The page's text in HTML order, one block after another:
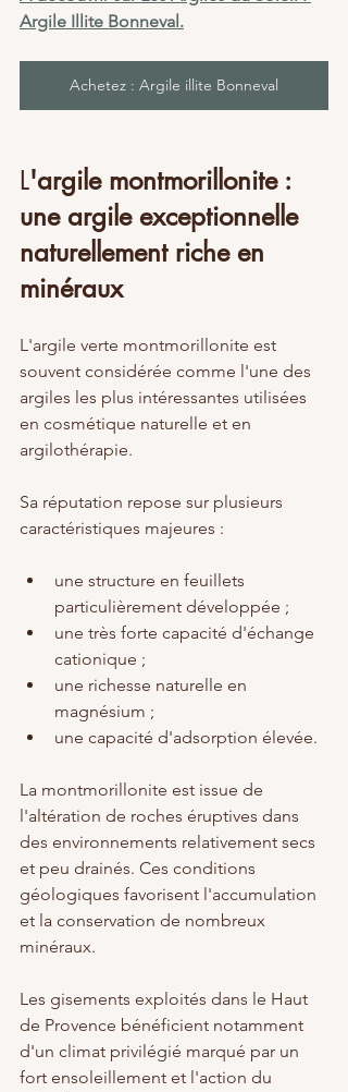
Argile Illite Bonneval.
Achetez : Argile illite Bonneval
L'argile montmorillonite :
une argile exceptionnelle
naturellement riche en
minéraux
L'argile verte montmorillonite est
souvent considérée comme l'une des
argiles les plus intéressantes utilisées
en cosmétique naturelle et en
argilothérapie.
Sa réputation repose sur plusieurs
caractéristiques majeures :
une structure en feuillets
particulièrement développée ;
une très forte capacité d'échange
cationique ;
une richesse naturelle en
magnésium ;
une capacité d'adsorption élevée.
La montmorillonite est issue de
l'altération de roches éruptives dans
des environnements relativement secs
et peu drainés. Ces conditions
géologiques favorisent l'accumulation
et la conservation de nombreux
minéraux.
Les gisements exploités dans le Haut
de Provence bénéficient notamment
d'un climat privilégié marqué par un
fort ensoleillement et l'action du